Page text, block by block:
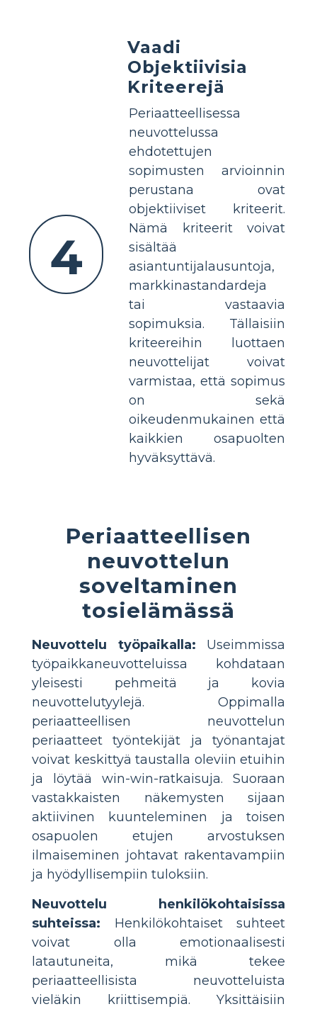
4
Vaadi
Objektiivisia
Kriteerejä
Periaatteellisessa
neuvottelussa
ehdotettujen
sopimusten arvioinnin
perustana ovat
objektiiviset kriteerit.
Nämä kriteerit voivat
sisältää
asiantuntijalausuntoja,
markkinastandardeja
tai vastaavia
sopimuksia. Tällaisiin
kriteereihin luottaen
neuvottelijat voivat
varmistaa, että sopimus
on sekä
oikeudenmukainen että
kaikkien osapuolten
hyväksyttävä.
Periaatteellisen
neuvottelun
soveltaminen
tosielämässä
Neuvottelu työpaikalla: Useimmissa
työpaikkaneuvotteluissa kohdataan
yleisesti pehmeitä ja kovia
neuvottelutyylejä. Oppimalla
periaatteellisen neuvottelun
periaatteet työntekijät ja työnantajat
voivat keskittyä taustalla oleviin etuihin
ja löytää win-win-ratkaisuja. Suoraan
vastakkaisten näkemysten sijaan
aktiivinen kuunteleminen ja toisen
osapuolen etujen arvostuksen
ilmaiseminen johtavat rakentavampiin
ja hyödyllisempiin tuloksiin.
Neuvottelu henkilökohtaisissa
suhteissa: Henkilökohtaiset suhteet
voivat olla emotionaalisesti
latautuneita, mikä tekee
periaatteellisista neuvotteluista
vieläkin kriittisempiä. Yksittäisiin